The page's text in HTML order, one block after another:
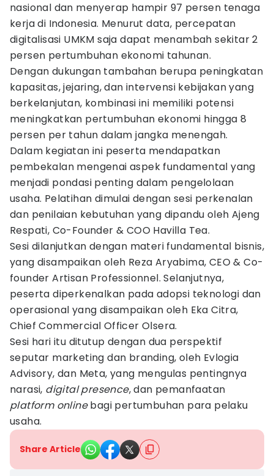
nasional dan menyerap hampir 97 persen tenaga
kerja di Indonesia. Menurut data, percepatan
digitalisasi UMKM saja dapat menambah sekitar 2
persen pertumbuhan ekonomi tahunan.
Dengan dukungan tambahan berupa peningkatan
kapasitas, jejaring, dan intervensi kebijakan yang
berkelanjutan, kombinasi ini memiliki potensi
meningkatkan pertumbuhan ekonomi hingga 8
persen per tahun dalam jangka menengah.
Dalam kegiatan ini peserta mendapatkan
pembekalan mengenai aspek fundamental yang
menjadi pondasi penting dalam pengelolaan
usaha. Pelatihan dimulai dengan sesi perkenalan
dan penilaian kebutuhan yang dipandu oleh Ajeng
Respati, Co-Founder & COO Havilla Tea.
Sesi dilanjutkan dengan materi fundamental bisnis,
yang disampaikan oleh Reza Aryabima, CEO & Co-
founder Artisan Professionnel. Selanjutnya,
peserta diperkenalkan pada adopsi teknologi dan
operasional yang disampaikan oleh Eka Citra,
Chief Commercial Officer Olsera.
Sesi hari itu ditutup dengan dua perspektif
seputar marketing dan branding, oleh Evlogia
Advisory, dan Meta, yang mengulas pentingnya
narasi, digital presence, dan pemanfaatan
platform onlinebagi pertumbuhan para pelaku
usaha.
Share Article